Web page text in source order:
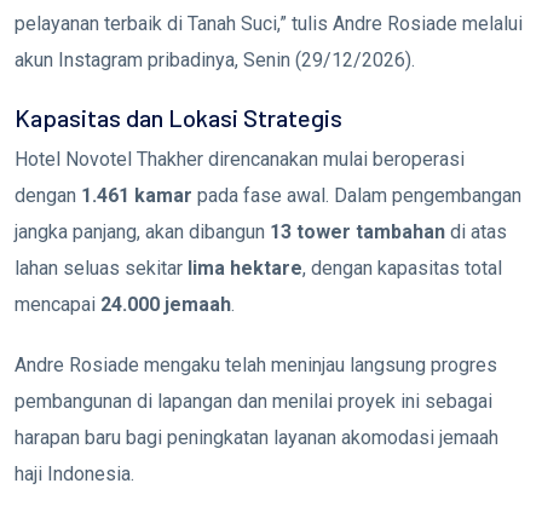
pelayanan terbaik di Tanah Suci,” tulis Andre Rosiade melalui
akun Instagram pribadinya, Senin (29/12/2026).
Kapasitas dan Lokasi Strategis
Hotel Novotel Thakher direncanakan mulai beroperasi
dengan 1.461 kamar pada fase awal. Dalam pengembangan
jangka panjang, akan dibangun 13 tower tambahan di atas
lahan seluas sekitar lima hektare, dengan kapasitas total
mencapai 24.000 jemaah.
Andre Rosiade mengaku telah meninjau langsung progres
pembangunan di lapangan dan menilai proyek ini sebagai
harapan baru bagi peningkatan layanan akomodasi jemaah
haji Indonesia.